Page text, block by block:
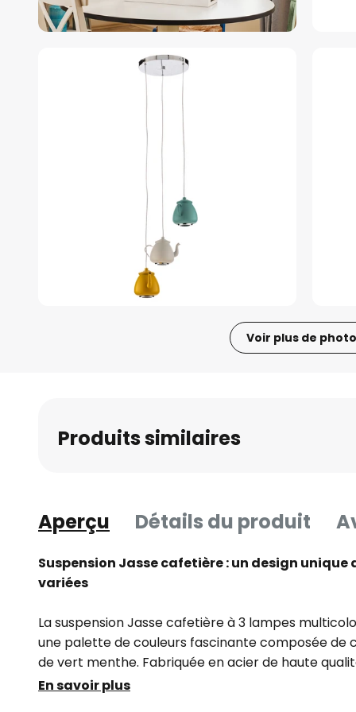
Voir plus de
Produits similaires
Aperçu Détails du produit
Suspension Jasse cafetière : un design unique
variées
La suspension Jasse cafetière à 3 lampes
une palette de couleurs fascinante composée de
de vert menthe. Fabriquée en acier de haute
parfaitement dans différentes pièces à vivre telles
En savoir plus